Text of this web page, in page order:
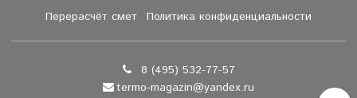
Перерасчёт смет Политика конфиденциальности
8 (495) 532-77-57
termo-magazin@yandex.ru